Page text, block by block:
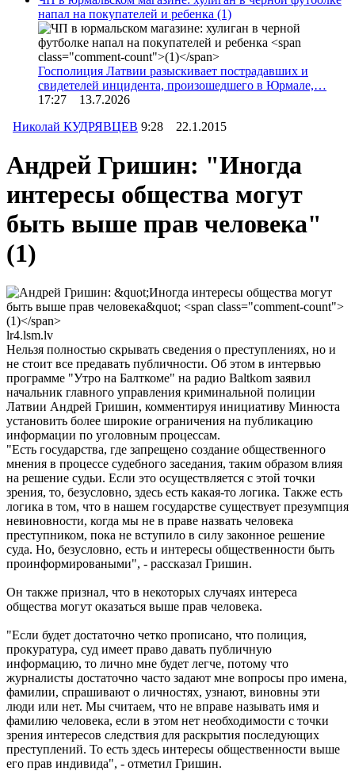
напал на покупателей и ребенка (1)
Госполиция Латвии разыскивает пострадавших и
свидетелей инцидента, произошедшего в Юрмале,…
17:27 13.7.2026
Николай КУДРЯВЦЕВ 9:28 22.1.2015
Андрей Гришин: "Иногда
интересы общества могут
быть выше прав человека"
(1)
lr4.lsm.lv
Нельзя полностью скрывать сведения о преступлениях, но и
не стоит все предавать публичности. Об этом в интервью
программе "Утро на Балткоме" на радио Baltkom заявил
начальник главного управления криминальной полиции
Латвии Андрей Гришин, комментируя инициативу Минюста
установить более широкие ограничения на публикацию
информации по уголовным процессам.
"Есть государства, где запрещено создание общественного
мнения в процессе судебного заседания, таким образом влияя
на решение судьи. Если это осуществляется с этой точки
зрения, то, безусловно, здесь есть какая-то логика. Также есть
логика в том, что в нашем государстве существует презумпция
невиновности, когда мы не в праве назвать человека
преступником, пока не вступило в силу законное решение
суда. Но, безусловно, есть и интересы общественности быть
проинформироваными", - рассказал Гришин.
Он также признал, что в некоторых случаях интереса
общества могут оказаться выше прав человека.
"Если будет достаточно четко прописано, что полиция,
прокуратура, суд имеет право давать публичную
информацию, то лично мне будет легче, потому что
журналисты достаточно часто задают мне вопросы про имена,
фамилии, спрашивают о личностях, узнают, виновны эти
люди или нет. Мы считаем, что не вправе называть имя и
фамилию человека, если в этом нет необходимости с точки
зрения интересов следствия для раскрытия последующих
преступлений. То есть здесь интересы общественности выше
его прав индивида", - отметил Гришин.